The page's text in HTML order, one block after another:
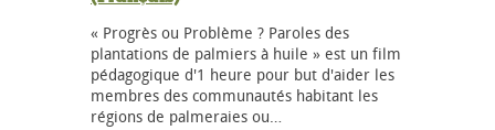
« Progrès ou Problème ? Paroles des
plantations de palmiers à huile » est un film
pédagogique d'1 heure pour but d'aider les
membres des communautés habitant les
régions de palmeraies ou…